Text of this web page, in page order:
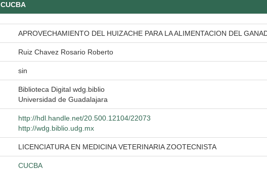
CUCBA
APROVECHAMIENTO DEL HUIZACHE PARA LA ALIMENTACION DEL
Ruiz Chavez Rosario Roberto
sin
Biblioteca Digital wdg.biblio
Universidad de Guadalajara
http://hdl.handle.net/20.500.12104/22073
http://wdg.biblio.udg.mx
LICENCIATURA EN MEDICINA VETERINARIA ZOOTECNISTA
CUCBA